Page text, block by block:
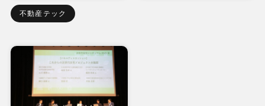
不動産テック